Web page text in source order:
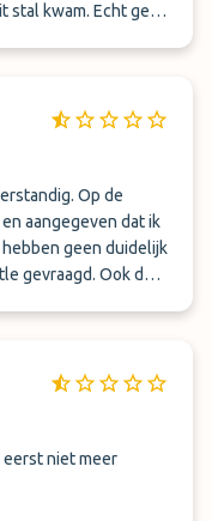
stal kwam. Echt geen
Op de
aangegeven dat ik
geen duidelijk
gevraagd. Ook de
langer dan een uur
konden huilen.
aan. Dit was eens
niet meer